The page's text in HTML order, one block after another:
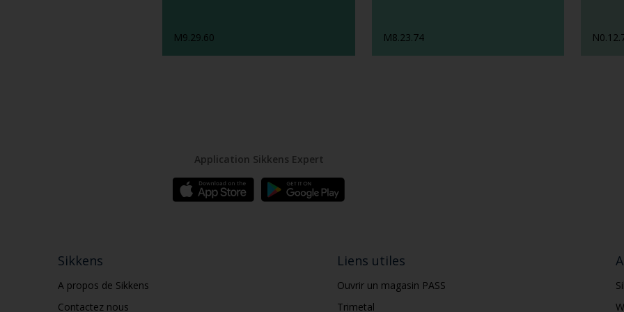
M9.29.60 M8.23.74
Application Sikkens Expert
Sikkens
A propos de Sikkens
Contactez nous
Liens utiles
Ouvrir un magasin PASS
Trimetal